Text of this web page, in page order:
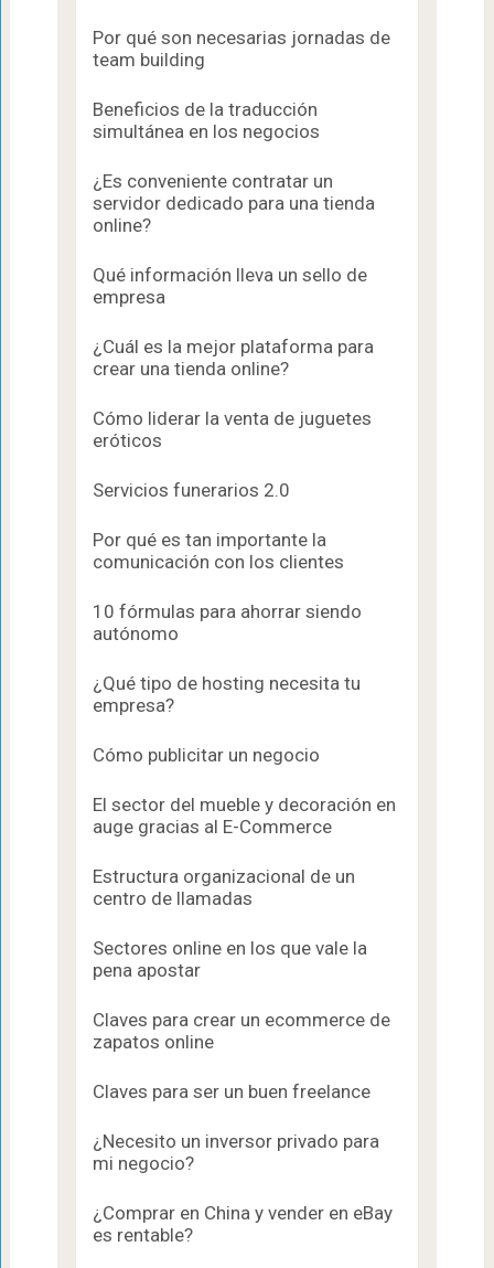
Por qué son necesarias jornadas de
team building
Beneficios de la traducción
simultánea en los negocios
¿Es conveniente contratar un
servidor dedicado para una tienda
online?
Qué información lleva un sello de
empresa
¿Cuál es la mejor plataforma para
crear una tienda online?
Cómo liderar la venta de juguetes
eróticos
Servicios funerarios 2.0
Por qué es tan importante la
comunicación con los clientes
10 fórmulas para ahorrar siendo
autónomo
¿Qué tipo de hosting necesita tu
empresa?
Cómo publicitar un negocio
El sector del mueble y decoración en
auge gracias al E-Commerce
Estructura organizacional de un
centro de llamadas
Sectores online en los que vale la
pena apostar
Claves para crear un ecommerce de
zapatos online
Claves para ser un buen freelance
¿Necesito un inversor privado para
mi negocio?
¿Comprar en China y vender en eBay
es rentable?